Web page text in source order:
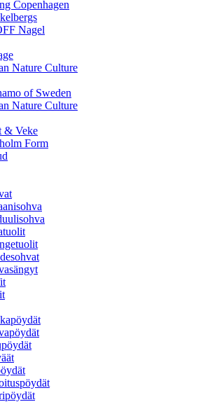
Copenhagen
Nagel
Nature Culture
of Sweden
Nature Culture
& Veke
Form